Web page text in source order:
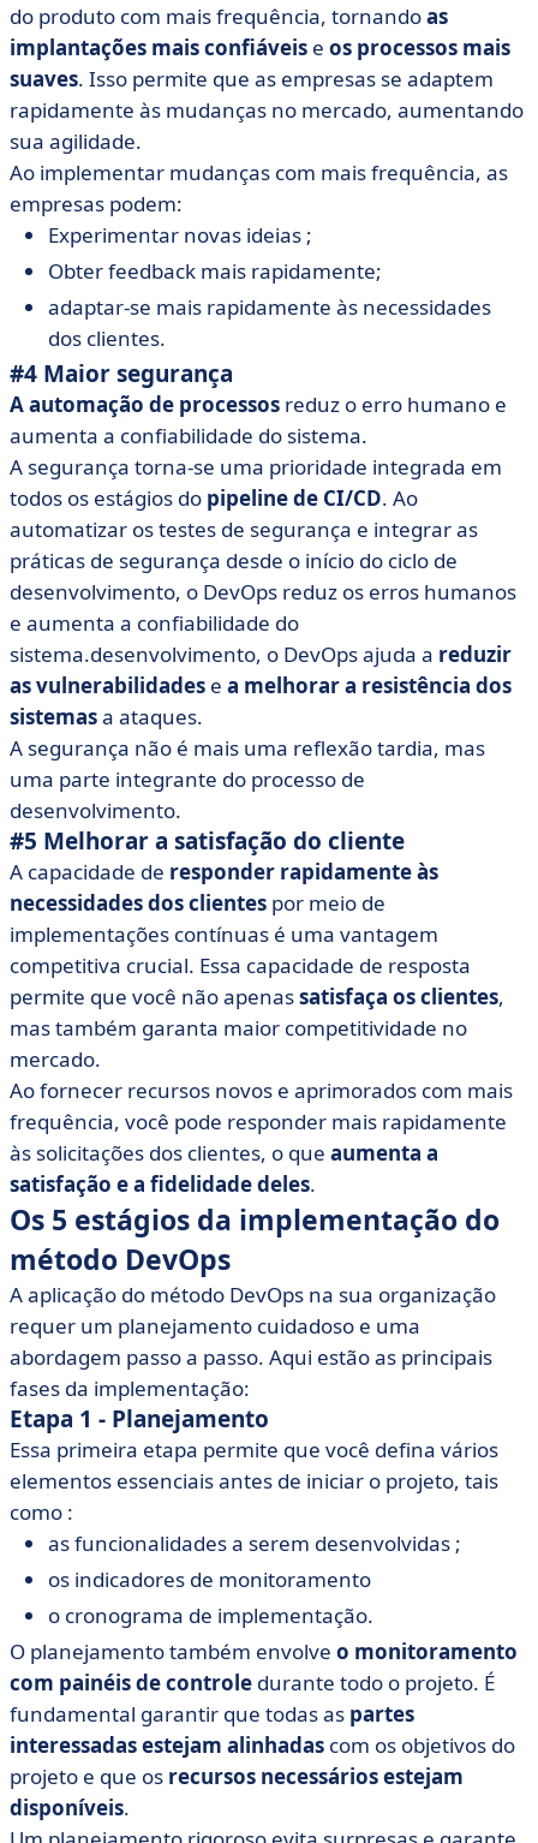
do produto com mais frequência, tornandoas
implantações mais confiáveis e os processos mais
suaves. Isso permite que as empresas se adaptem
rapidamente às mudanças no mercado, aumentando
sua agilidade.
Ao implementar mudanças com mais frequência, as
empresas podem:
Experimentar novas ideias ;
Obter feedback mais rapidamente;
adaptar-se mais rapidamente às necessidades
dos clientes.
#4 Maior segurança
A automação de processos reduz o erro humano e
aumenta a confiabilidade do sistema.
A segurança torna-se uma prioridade integrada em
todos os estágios do pipeline de CI/CD. Ao
automatizar os testes de segurança e integrar as
práticas de segurança desde o início do ciclo de
desenvolvimento, o DevOps reduz os erros humanos
e aumenta a confiabilidade do
sistema.desenvolvimento, o DevOps ajuda a reduzir
as vulnerabilidades e a melhorar a resistência dos
sistemasa ataques.
A segurança não é mais uma reflexão tardia, mas
uma parte integrante do processo de
desenvolvimento.
#5 Melhorar a satisfação do cliente
A capacidade de responder rapidamente às
necessidades dos clientes por meio de
implementações contínuas é uma vantagem
competitiva crucial. Essa capacidade de resposta
permite que você não apenassatisfaça os clientes,
mas também garanta maior competitividade no
mercado.
Ao fornecer recursos novos e aprimorados com mais
frequência, você pode responder mais rapidamente
às solicitações dos clientes, o que aumenta a
satisfação e a fidelidade deles.
Os 5 estágios da implementação do
método DevOps
A aplicação do método DevOps na sua organização
requer um planejamento cuidadoso e uma
abordagem passo a passo. Aqui estão as principais
fases da implementação:
Etapa 1 - Planejamento
Essa primeira etapa permite que você defina vários
elementos essenciais antes de iniciar o projeto, tais
como :
as funcionalidades a serem desenvolvidas ;
os indicadores de monitoramento
o cronograma de implementação.
O planejamento também envolve o monitoramento
com painéis de controle durante todo o projeto. É
fundamental garantir que todas as partes
interessadas estejam alinhadas com os objetivos do
projeto e que os recursos necessários estejam
disponíveis.